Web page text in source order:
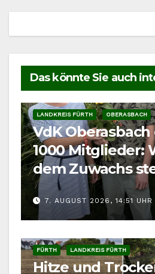
Das könnte Sie auch
LANDKREIS FÜRTH OBERASBACH
VdK
1000 Mitglieder:
dem Zuwachs
7. AUGUST 2026, 14:51 UHR
FÜRTH LANDKREIS FÜRTH
Hitze und